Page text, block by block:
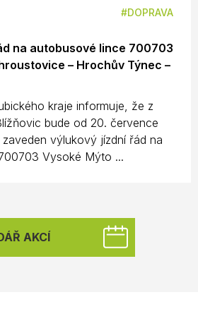
DOPRAVA
na autobusové lince 700703
– Hrochův Týnec –
kraje informuje, že z
bude od 20. července
výlukový jízdní řád na
Vysoké Mýto ...
AKCÍ